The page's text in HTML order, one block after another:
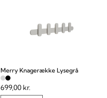
Merry Knagerække Lysegrå
699,00 kr.